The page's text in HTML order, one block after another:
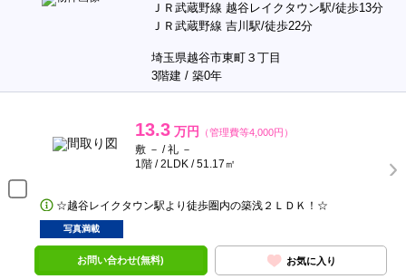
ＪＲ武蔵野線 越谷レイクタウン駅/徒歩13分
ＪＲ武蔵野線 吉川駅/徒歩22分
埼玉県越谷市東町３丁目
3階建 / 築0年
13.3 万円 （管理費等4,000円）
敷 － / 礼 －
1階 / 2LDK / 51.17㎡
☆越谷レイクタウン駅より徒歩圏内の築浅２ＬＤＫ！☆
写真満載
お問い合わせ(無料) お気に入り